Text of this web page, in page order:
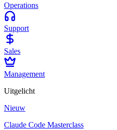
Operations
Support
Sales
Management
Uitgelicht
Nieuw
Claude Code Masterclass